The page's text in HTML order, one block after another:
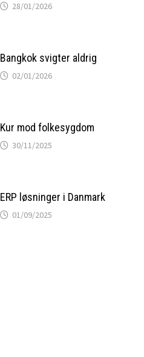
28/01/2026
Bangkok svigter aldrig
02/01/2026
Kur mod folkesygdom
30/11/2025
ERP løsninger i Danmark
01/09/2025